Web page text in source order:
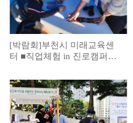
[박람회]부천시 미래교육센
터 ■직업체험 in 진로캠퍼스-